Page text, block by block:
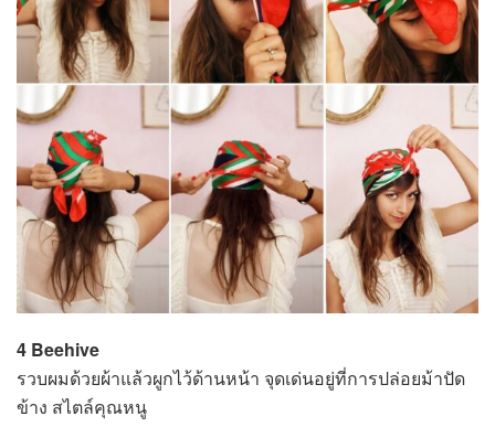
4 Beehive
รวบผมด้วยผ้าแล้วผูกไว้ด้านหน้า จุดเด่นอยู่ที่การปล่อยม้าปัด
ข้าง สไตล์คุณหนู